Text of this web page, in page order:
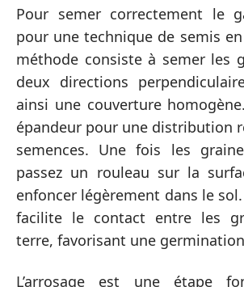
Pour semer correctement le
pour une technique de semis
méthode consiste à semer les
deux directions
ainsi une couverture
épandeur pour une distribution
semences. Une fois les
passez un rouleau sur la
enfoncer légèrement dans le
facilite le contact entre les
terre, favorisant une
L’arrosage est une étape